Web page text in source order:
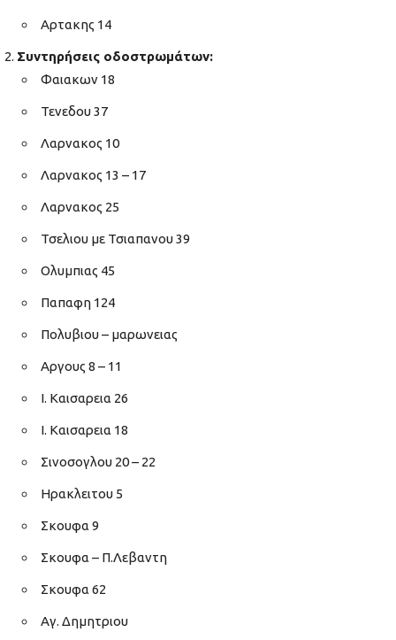
Αρτακης 14
Συντηρήσεις οδοστρωμάτων:
Φαιακων 18
Τενεδου 37
Λαρνακος 10
Λαρνακος 13 – 17
Λαρνακος 25
Τσελιου με Τσιαπανου 39
Ολυμπιας 45
Παπαφη 124
Πολυβιου – μαρωνειας
Αργους 8 – 11
Ι. Καισαρεια 26
Ι. Καισαρεια 18
Σινοσογλου 20 – 22
Ηρακλειτου 5
Σκουφα 9
Σκουφα – Π.Λεβαντη
Σκουφα 62
Αγ. Δημητριου